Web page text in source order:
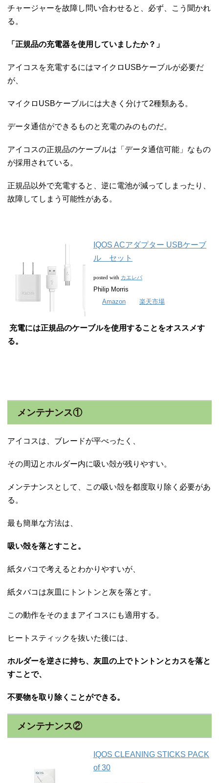
チャージャーを故障し問い合わせると、必ず、こう聞かれ
る。
「正規品の充電器を使用していましたか？」
アイコスを充電するにはマイクロUSBケーブルが必要だ
が、
マイクロUSBケーブルには大きく分けて2種類ある。
データ通信ができるものと充電のみのものだ。
アイコスの正規品のケーブルは「データ通信可能」なもの
が採用されている。
正規品以外で充電すると、逆に電池が減ってしまったり、
故障してしまう可能性がある。
IQOS ACアダプター USBケーブ
ル セット
posted with カエレバ
Philip Morris
Amazon
楽天市場
充電には正規品のケーブルを使用することをオススメす
る。
メンテナンス①
アイコスは、ブレードが平べったく、
その周辺とホルダー内に吸い殻が残りやすい。
メンテナンスとして、この吸い殻を都度取り除く必要があ
る。
最も簡単な方法は、
吸い殻を落とすこと。
紙タバコで考えるとわかりやすいが、
紙タバコは灰皿にトントンと灰を落とす。
この動作をそのままアイコスにも適用する。
ヒートスティックを抜いた後には、
ホルダーを逆さに持ち、灰皿の上でトントンとカスを落と
すことで、
不要物を取り除くことができる。
メンテナンス②
IQOS CLEANING STICKS PACK
of 30